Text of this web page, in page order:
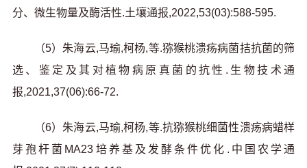
分、微生物量及酶活性.土壤通报,2022,53(03):588-595.
（5）朱海云,马瑜,柯杨,等.猕猴桃溃疡病菌拮抗菌的筛
选、鉴定及其对植物病原真菌的抗性.生物技术通
报,2021,37(06):66-72.
（6）朱海云,马瑜,柯杨,等.抗猕猴桃细菌性溃疡病蜡样
芽孢杆菌MA23培养基及发酵条件优化.中国农学通